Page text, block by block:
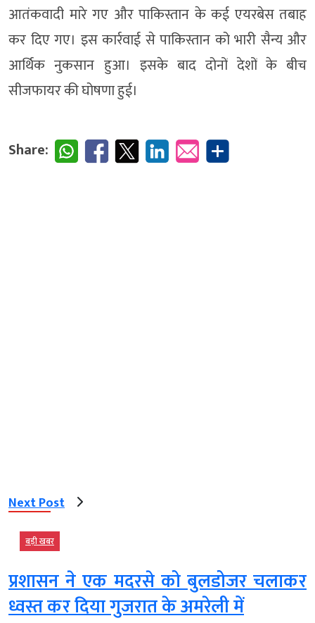
आतंकवादी मारे गए और पाकिस्तान के कई एयरबेस तबाह
कर दिए गए। इस कार्रवाई से पाकिस्तान को भारी सैन्य और
आर्थिक नुकसान हुआ। इसके बाद दोनों देशों के बीच
सीजफायर की घोषणा हुई।
Share:
Next Post
बड़ी खबर
प्रशासन ने एक मदरसे को बुलडोजर चलाकर
ध्वस्त कर दिया गुजरात के अमरेली में